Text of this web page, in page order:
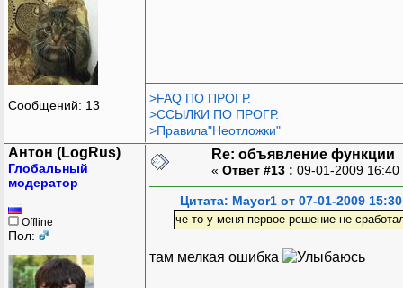
Сообщений: 13
>FAQ ПО ПРОГР.
>ССЫЛКИ ПО ПРОГР.
>Правила"Неотложки"
Антон (LogRus)
Глобальный
модератор
Offline
Пол:
Re: объявление функции
« Ответ #13 : 09-01-2009
Цитата: Mayor1 от 07-01-2009 15:30
че то у меня первое решение не
там мелкая ошибка